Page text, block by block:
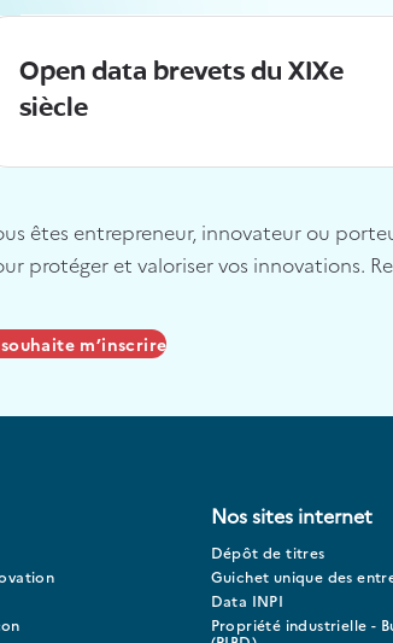
Open data brevets du XIXe
siècle
êtes entrepreneur, innovateur ou
protéger et valoriser vos innovations.
souhaite m’inscrire
Nos sites internet
Dépôt de titres
Guichet unique des
Data INPI
Propriété industrielle -